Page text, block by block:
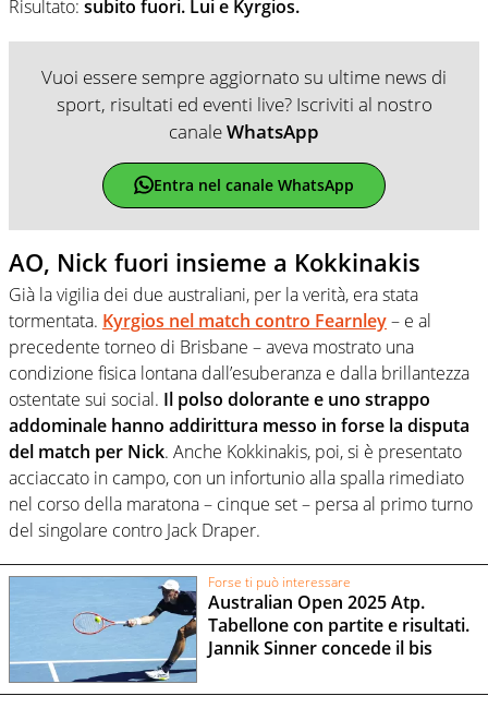
Risultato: subito fuori. Lui e Kyrgios.
Vuoi essere sempre aggiornato su ultime news di
sport, risultati ed eventi live? Iscriviti al nostro
canaleWhatsApp
Entra nel canale WhatsApp
AO, Nick fuori insieme a Kokkinakis
Già la vigilia dei due australiani, per la verità, era stata
tormentata. Kyrgios nel match contro Fearnley– e al
precedente torneo di Brisbane – aveva mostrato una
condizione fisica lontana dall’esuberanza e dalla brillantezza
ostentate sui social. Il polso dolorante e uno strappo
addominale hanno addirittura messo in forse la disputa
del match per Nick. Anche Kokkinakis, poi, si è presentato
acciaccato in campo, con un infortunio alla spalla rimediato
nel corso della maratona – cinque set – persa al primo turno
del singolare contro Jack Draper.
Forse ti può interessare
Australian Open 2025 Atp.
Tabellone con partite e risultati.
Jannik Sinner concede il bis